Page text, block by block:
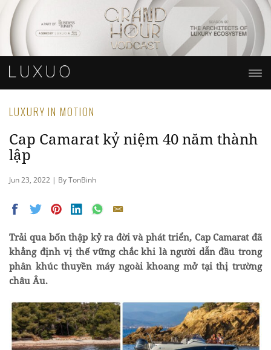
LUXURY IN MOTION
Cap Camarat kỷ niệm 40 năm thành
lập
Jun 23, 2022 | By TonBinh
Trải qua bốn thập kỷ ra đời và phát triển, Cap Camarat đã
khẳng định vị thế vững chắc khi là người dẫn đầu trong
phân khúc thuyền máy ngoài khoang mở tại thị trường
châu Âu.